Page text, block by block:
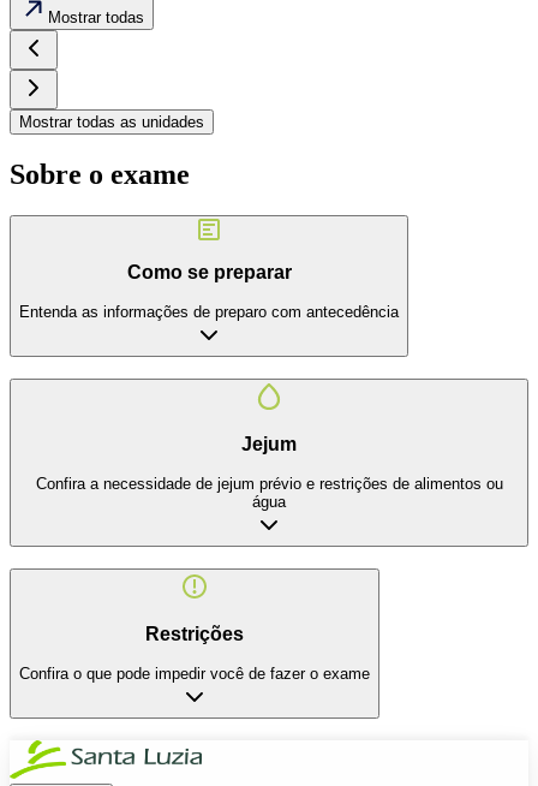
Mostrar todas
Mostrar todas as unidades
Sobre o exame
Como se preparar
Entenda as informações de preparo com antecedência
Jejum
Confira a necessidade de jejum prévio e restrições de alimentos ou
água
Restrições
Confira o que pode impedir você de fazer o exame